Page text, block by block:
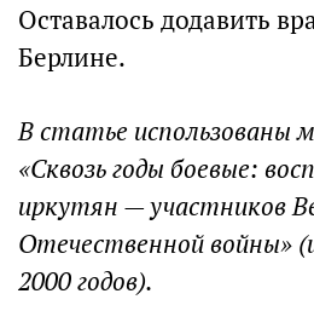
Оставалось додавить
Берлине.
В статье использованы
«Сквозь годы боевые:
иркутян — участников
Отечественной войны»
2000 годов).